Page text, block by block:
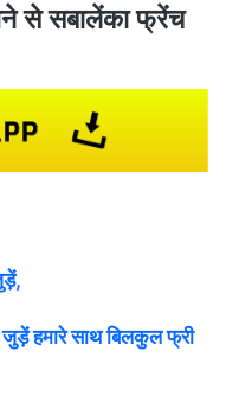
से सबालेंका फ्रेंच
हमारे साथ बिलकुल फ्री